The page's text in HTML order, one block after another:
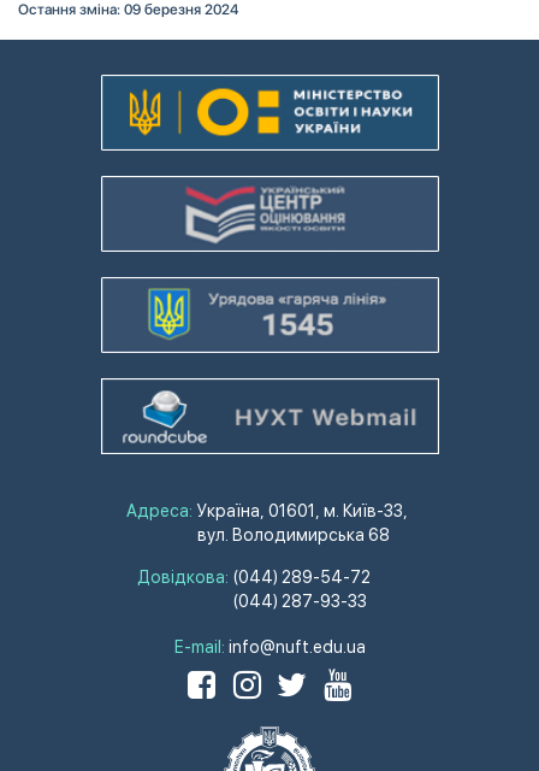
Остання зміна: 09 березня 2024
Адреса: Україна, 01601, м. Київ-33,
вул. Володимирська 68
Довідкова: (044) 289-54-72
(044) 287-93-33
E-mail: info@nuft.edu.ua